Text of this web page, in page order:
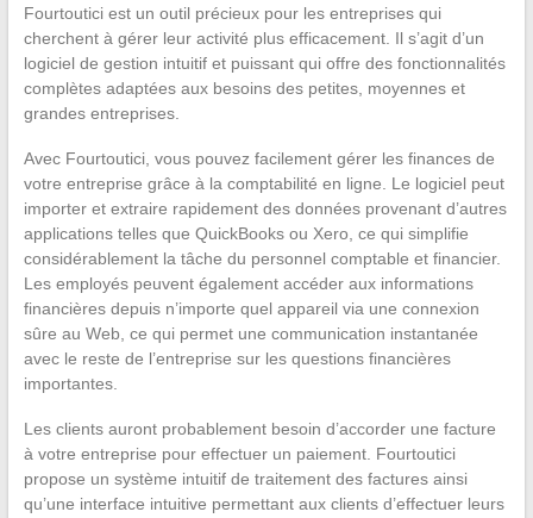
Fourtoutici est un outil précieux pour les entreprises qui
cherchent à gérer leur activité plus efficacement. Il s’agit d’un
logiciel de gestion intuitif et puissant qui offre des fonctionnalités
complètes adaptées aux besoins des petites, moyennes et
grandes entreprises.
Avec Fourtoutici, vous pouvez facilement gérer les finances de
votre entreprise grâce à la comptabilité en ligne. Le logiciel peut
importer et extraire rapidement des données provenant d’autres
applications telles que QuickBooks ou Xero, ce qui simplifie
considérablement la tâche du personnel comptable et financier.
Les employés peuvent également accéder aux informations
financières depuis n’importe quel appareil via une connexion
sûre au Web, ce qui permet une communication instantanée
avec le reste de l’entreprise sur les questions financières
importantes.
Les clients auront probablement besoin d’accorder une facture
à votre entreprise pour effectuer un paiement. Fourtoutici
propose un système intuitif de traitement des factures ainsi
qu’une interface intuitive permettant aux clients d’effectuer leurs